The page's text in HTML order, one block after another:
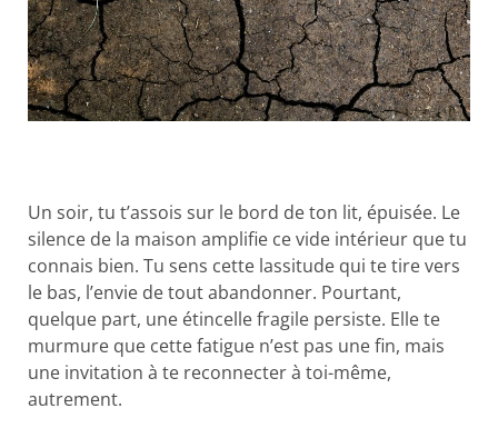
Un soir, tu t’assois sur le bord de ton lit, épuisée. Le
silence de la maison amplifie ce vide intérieur que tu
connais bien. Tu sens cette lassitude qui te tire vers
le bas, l’envie de tout abandonner. Pourtant,
quelque part, une étincelle fragile persiste. Elle te
murmure que cette fatigue n’est pas une fin, mais
une invitation à te reconnecter à toi-même,
autrement.